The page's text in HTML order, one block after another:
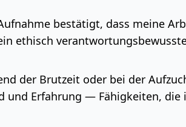
bestätigt, dass meine
ethisch
der Brutzeit oder bei der
und Erfahrung — Fähigkeiten,